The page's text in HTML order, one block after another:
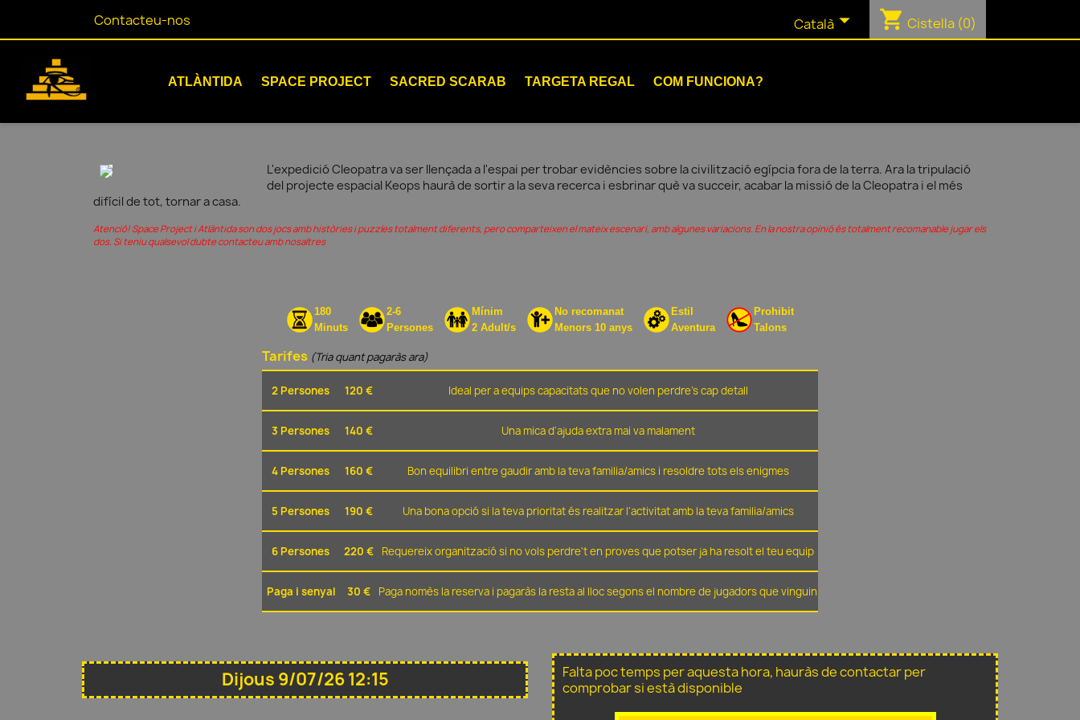
Contacteu-nos Català shopping_cart Cistella (0)
ATLÀNTIDA SPACE PROJECT SACRED SCARAB TARGETA REGAL COM FUNCIONA?
L'expedició Cleopatra va ser llençada a l'espai per trobar evidències sobre la civilització egípcia fora de la terra. Ara la tripulació
del projecte espacial Keops haurà de sortir a la seva recerca i esbrinar què va succeir, acabar la missió de la Cleopatra i el més
difícil de tot, tornar a casa.
Atenció! Space Project i Atlàntida son dos jocs amb històries i puzzles totalment diferents, pero comparteixen el mateix escenari, amb algunes variacions. En la nostra opinió és totalment recomanable jugar els
dos. Si teniu qualsevol dubte contacteu amb nosaltres
180
Minuts
2-6
Persones
Mínim
2 Adult/s
No recomanat
Menors 10 anys
Estil
Aventura
Prohibit
Talons
Tarifes (Tria quant pagaràs ara)
2 Persones 120 € Ideal per a equips capacitats que no volen perdre's cap detall
3 Persones 140 € Una mica d'ajuda extra mai va malament
4 Persones 160 € Bon equilibri entre gaudir amb la teva familia/amics i resoldre tots els enigmes
5 Persones 190 € Una bona opció si la teva prioritat és realitzar l'activitat amb la teva familia/amics
6 Persones 220 € Requereix organització si no vols perdre't en proves que potser ja ha resolt el teu equip
Paga i senyal 30 € Paga nomès la reserva i pagaràs la resta al lloc segons el nombre de jugadors que vinguin
Dijous 9/07/26 12:15
Falta poc temps per aquesta hora, hauràs de contactar per
comprobar si està disponible